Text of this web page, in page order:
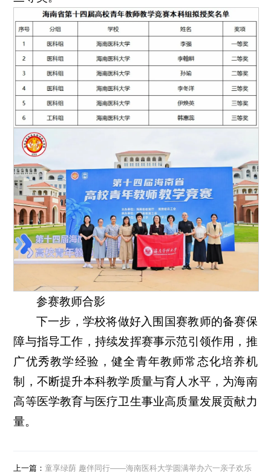
参赛教师合影
下一步，学校将做好入围国赛教师的备赛保
障与指导工作，持续发挥赛事示范引领作用，推
广优秀教学经验，健全青年教师常态化培养机
制，不断提升本科教学质量与育人水平，为海南
高等医学教育与医疗卫生事业高质量发展贡献力
量。
上一篇：童享绿荫 趣伴同行——海南医科大学圆满举办六一亲子欢乐